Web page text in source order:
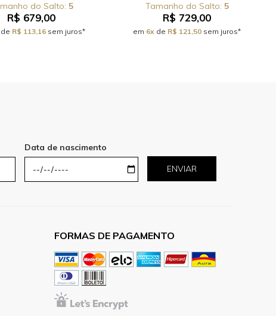
5
R$ 679,00
de R$ 113,16 sem juros*
5
R$ 729,00
em 6x de R$ 121,50 sem juros*
Data de nascimento
ENVIAR
FORMAS DE PAGAMENTO